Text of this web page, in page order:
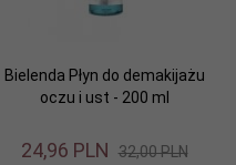
Bielenda Płyn do demakijażu
oczu i ust - 200 ml
24,96 PLN 32,00 PLN